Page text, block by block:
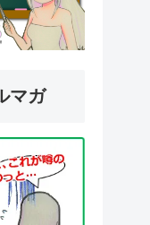
マガ